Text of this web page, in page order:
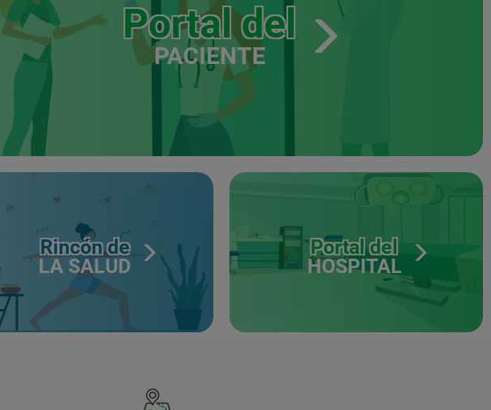
Portal del
PACIENTE
Rincón de
LA SALUD
Portal del
HOSPITAL